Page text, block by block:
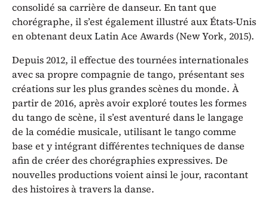
consolidé sa carrière de danseur. En tant que
chorégraphe, il s’est également illustré aux États-Unis
en obtenant deux Latin Ace Awards (New York, 2015).
Depuis 2012, il effectue des tournées internationales
avec sa propre compagnie de tango, présentant ses
créations sur les plus grandes scènes du monde. À
partir de 2016, après avoir exploré toutes les formes
du tango de scène, il s’est aventuré dans le langage
de la comédie musicale, utilisant le tango comme
base et y intégrant différentes techniques de danse
afin de créer des chorégraphies expressives. De
nouvelles productions voient ainsi le jour, racontant
des histoires à travers la danse.